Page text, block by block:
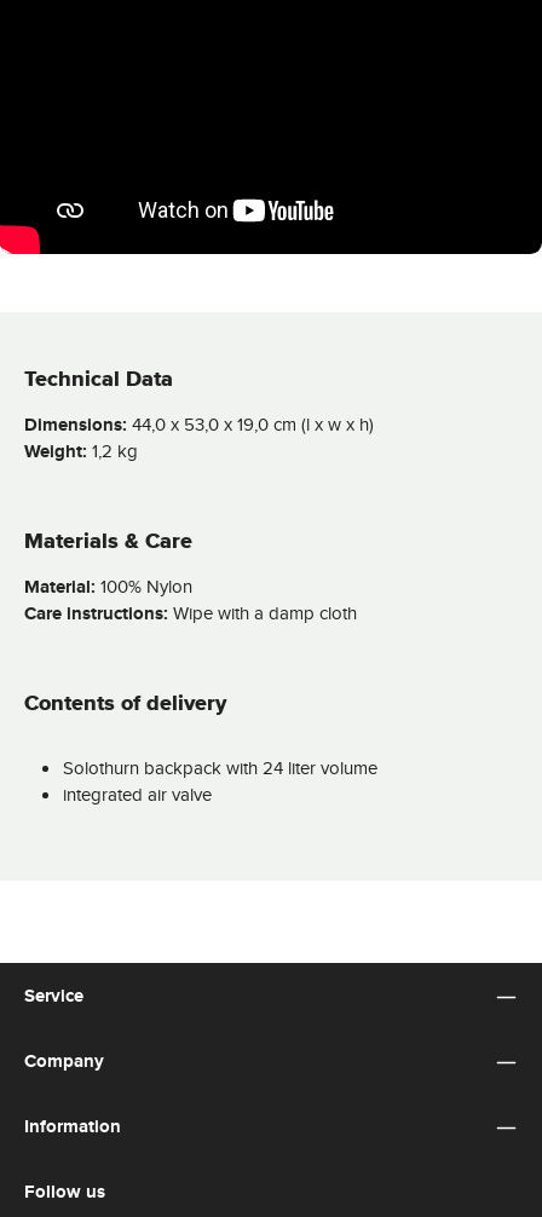
Technical Data
Dimensions: 44,0 x 53,0 x 19,0 cm (l x w x h)
Weight: 1,2 kg
Materials & Care
Material: 100% Nylon
Care instructions: Wipe with a damp cloth
Contents of delivery
Solothurn backpack with 24 liter volume
integrated air valve
Service
Company
Information
Follow us